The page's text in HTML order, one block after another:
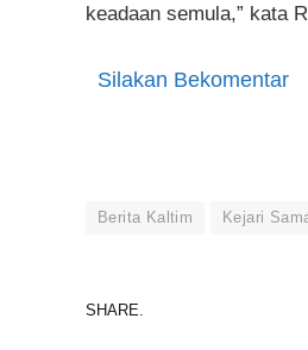
keadaan semula,” kata
Silakan Bekomentar
Berita Kaltim Kejari
SHARE.